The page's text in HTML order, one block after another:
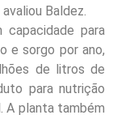
Baldez.
para
e sorgo por ano,
de litros de
para nutrição
A planta também